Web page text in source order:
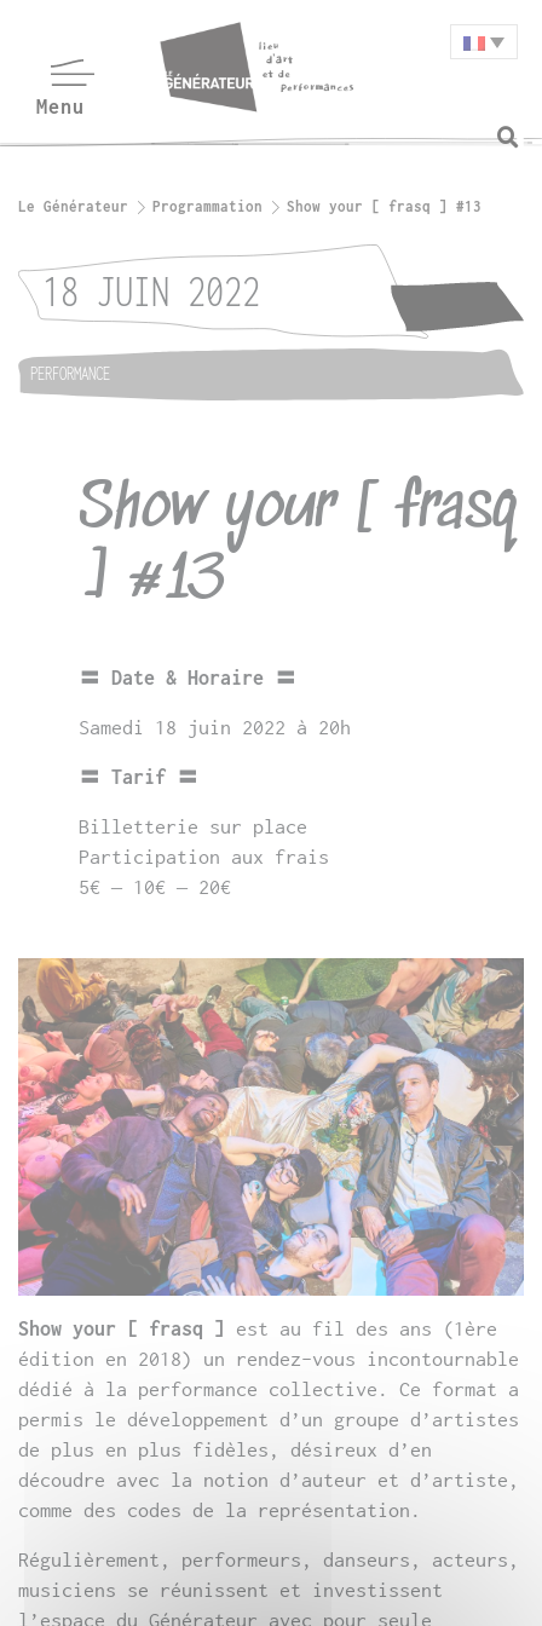
Le Générateur Programmation Show your [ frasq ] #13
18 JUIN 2022
PERFORMANCE
Show your [ frasq
] #13
〓 Date & Horaire 〓
Samedi 18 juin 2022 à 20h
〓 Tarif 〓
Billetterie sur place
Participation aux frais
5€ – 10€ – 20€
Show your [ frasq ]
est au fil des ans (1ère
édition en 2018) un rendez-vous incontournable
dédié à la performance collective. Ce format a
permis le développement d’un groupe d’artistes
de plus en plus fidèles, désireux d’en
découdre avec la notion d’auteur et d’artiste,
comme des codes de la représentation.
Régulièrement, performeurs, danseurs, acteurs,
musiciens se réunissent et investissent
l’espace du Générateur avec pour seule